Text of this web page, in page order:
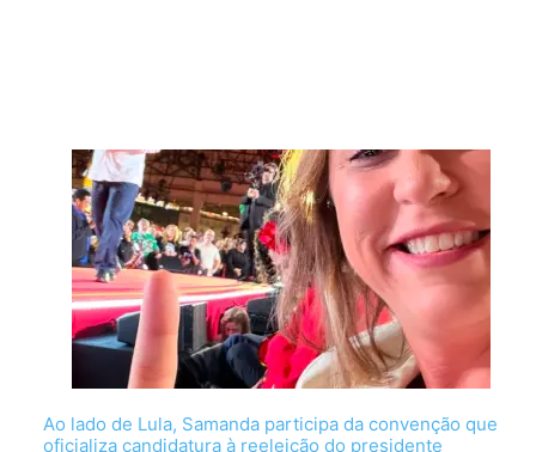
Ao lado de Lula, Samanda participa da convenção que
oficializa candidatura à reeleição do presidente